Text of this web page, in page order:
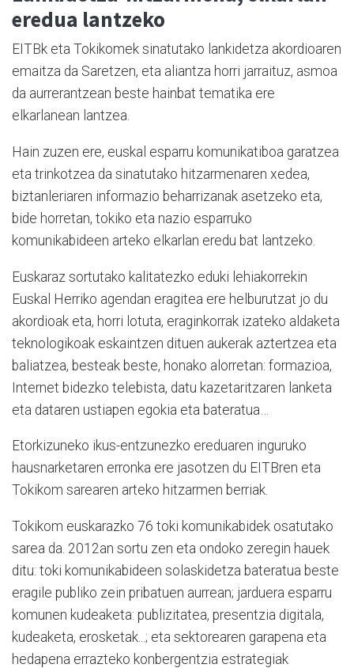
eredua lantzeko
EITBk eta Tokikomek sinatutako lankidetza akordioaren
emaitza da Saretzen, eta aliantza horri jarraituz, asmoa
da aurrerantzean beste hainbat tematika ere
elkarlanean lantzea.
Hain zuzen ere, euskal esparru komunikatiboa garatzea
eta trinkotzea da sinatutako hitzarmenaren xedea,
biztanleriaren informazio beharrizanak asetzeko eta,
bide horretan, tokiko eta nazio esparruko
komunikabideen arteko elkarlan eredu bat lantzeko.
Euskaraz sortutako kalitatezko eduki lehiakorrekin
Euskal Herriko agendan eragitea ere helburutzat jo du
akordioak eta, horri lotuta, eraginkorrak izateko aldaketa
teknologikoak eskaintzen dituen aukerak aztertzea eta
baliatzea, besteak beste, honako alorretan: formazioa,
Internet bidezko telebista, datu kazetaritzaren lanketa
eta dataren ustiapen egokia eta bateratua…
Etorkizuneko ikus-entzunezko ereduaren inguruko
hausnarketaren erronka ere jasotzen du EITBren eta
Tokikom sarearen arteko hitzarmen berriak.
Tokikom euskarazko 76 toki komunikabidek osatutako
sarea da. 2012an sortu zen eta ondoko zeregin hauek
ditu: toki komunikabideen solaskidetza bateratua beste
eragile publiko zein pribatuen aurrean; jarduera esparru
komunen kudeaketa: publizitatea, presentzia digitala,
kudeaketa, erosketak...; eta sektorearen garapena eta
hedapena errazteko konbergentzia estrategiak